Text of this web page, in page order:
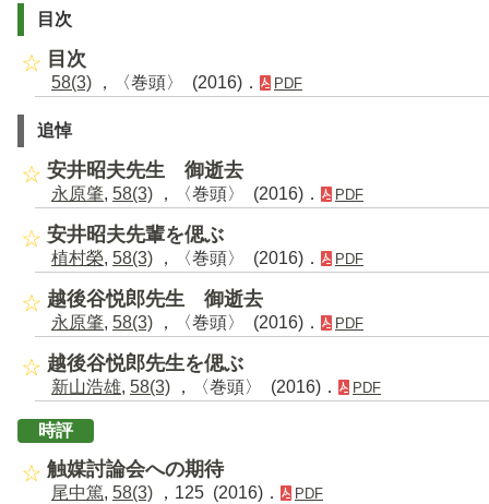
目次
目次
58(3) ，〈巻頭〉 (2016)． PDF
追悼
安井昭夫先生 御逝去
永原肇, 58(3) ，〈巻頭〉 (2016)． PDF
安井昭夫先輩を偲ぶ
植村榮, 58(3) ，〈巻頭〉 (2016)． PDF
越後谷悦郎先生 御逝去
永原肇, 58(3) ，〈巻頭〉 (2016)． PDF
越後谷悦郎先生を偲ぶ
新山浩雄, 58(3) ，〈巻頭〉 (2016)． PDF
時評
触媒討論会への期待
尾中篤, 58(3) ，125 (2016)． PDF